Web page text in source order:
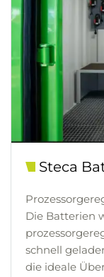
Steca
Die Batterien
schnell
die ideale